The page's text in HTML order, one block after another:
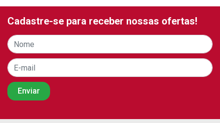
Cadastre-se para receber nossas ofertas!